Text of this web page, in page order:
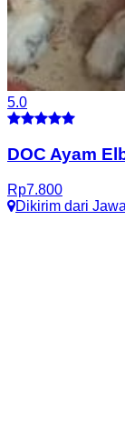
5.0
DOC Ayam
Rp7.800
Dikirim dari